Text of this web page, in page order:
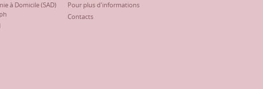
à Domicile (SAD)
Pour plus d'informations
Contacts